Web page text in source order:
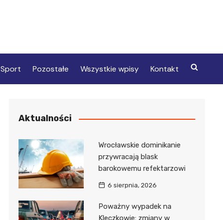
Sport Pozostałe Wszystkie wpisy Kontakt
Aktualności
Wrocławskie dominikanie
przywracają blask
barokowemu refektarzowi
6 sierpnia, 2026
Poważny wypadek na
Kleczkowie: zmiany w